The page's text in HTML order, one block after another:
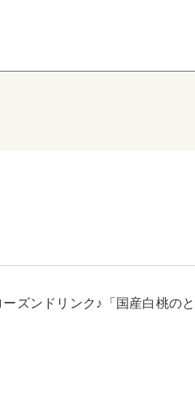
ズンドリンク♪「国産白桃の